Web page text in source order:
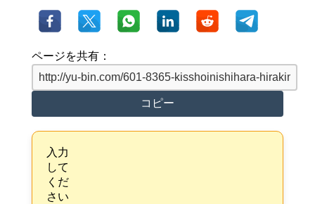
ページを共有：
コピー
入力
して
くだ
さい